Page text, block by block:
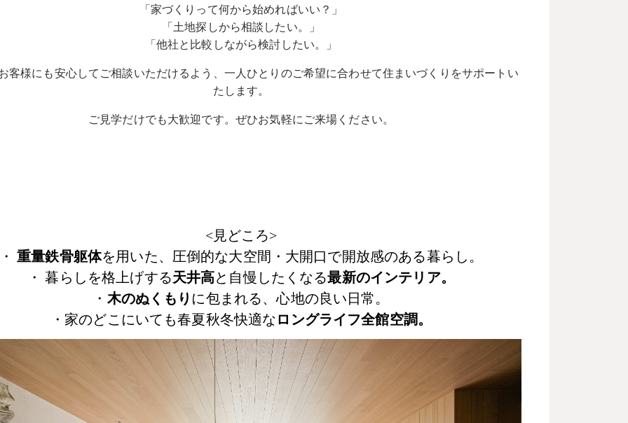
「家づくりって何から始めればいい？」
「土地探しから相談したい。」
「他社と比較しながら検討したい。」
客様にも安心してご相談いただけるよう、一人ひとりのご希望に合わせて住まいづくりをサポートい
たします。
ご見学だけでも大歓迎です。ぜひお気軽にご来場ください。
<見どころ>
重量鉄骨躯体を用いた、圧倒的な大空間・大開口で開放感のある暮らし。
・ 暮らしを格上げする天井高と自慢したくなる最新のインテリア。
・ 木のぬくもり に包まれる、心地の良い日常。
・家のどこにいても春夏秋冬快適なロングライフ全館空調。